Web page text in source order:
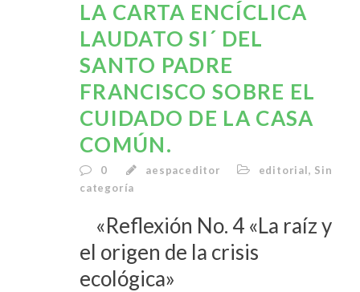
LA CARTA ENCÍCLICA
LAUDATO SI´ DEL
SANTO PADRE
FRANCISCO SOBRE EL
CUIDADO DE LA CASA
COMÚN.
0 aespaceditor editorial, Sin
categoría
«Reflexión No. 4 «La raíz y
el origen de la crisis
ecológica»